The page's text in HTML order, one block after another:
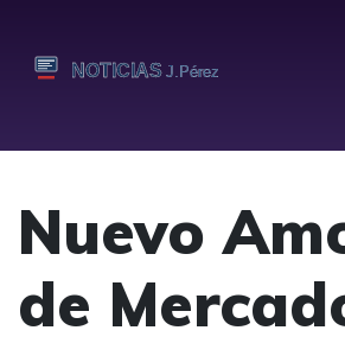
Nuevo
de